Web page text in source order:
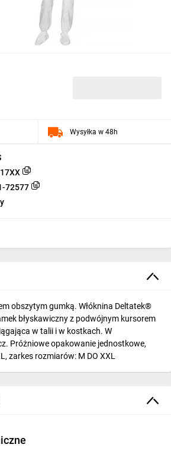
72577
Wysyłka w 48h
obszytym gumką. Włóknina Deltatek®
błyskawiczny z podwójnym kursorem
w talii i w kostkach. W
Próżniowe opakowanie jednostkowe,
zarkes rozmiarów: M DO XXL